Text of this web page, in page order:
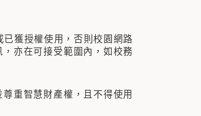
獲授權使用，否則校園網路
亦在可接受範圍內，如校務
重智慧財產權，且不得使用